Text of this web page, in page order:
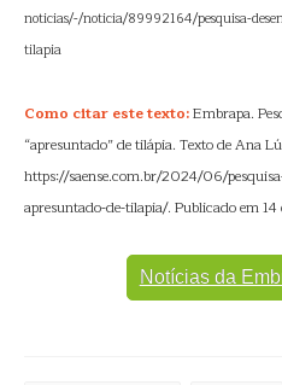
noticias/-/noticia/89992164/pesquisa-
tilapia
Como citar este texto:Embrapa.
“apresuntado” de tilápia. Texto de Ana
https://saense.com.br/2024/06/
apresuntado-de-tilapia/. Publicado em
Notícias da